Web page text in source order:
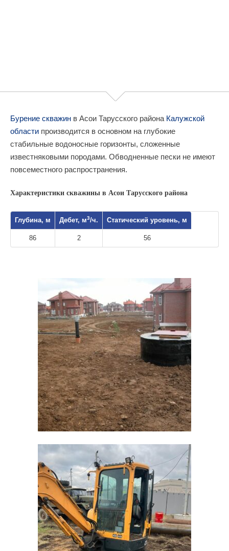
Бурение скважин в Асои Тарусского района Калужской
области производится в основном на глубокие
стабильные водоносные горизонты, сложенные
известняковыми породами. Обводненные пески не имеют
повсеместного распространения.
Характеристики скважины в Асои Тарусского района
Глубина, м Дебет, м3/ч. Статический уровень, м
86 2 56